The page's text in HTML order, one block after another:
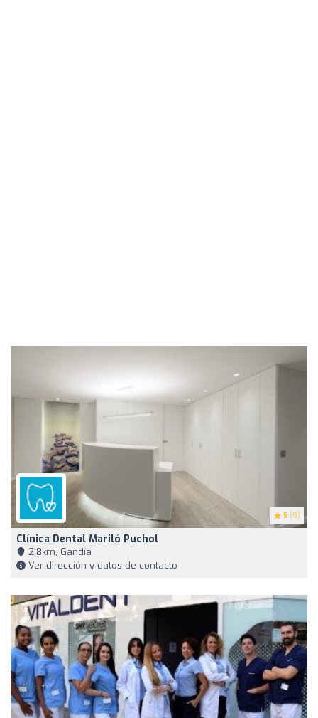
5 (9)
Clínica Dental Mariló Puchol
2,8km, Gandía
Ver dirección y datos de contacto